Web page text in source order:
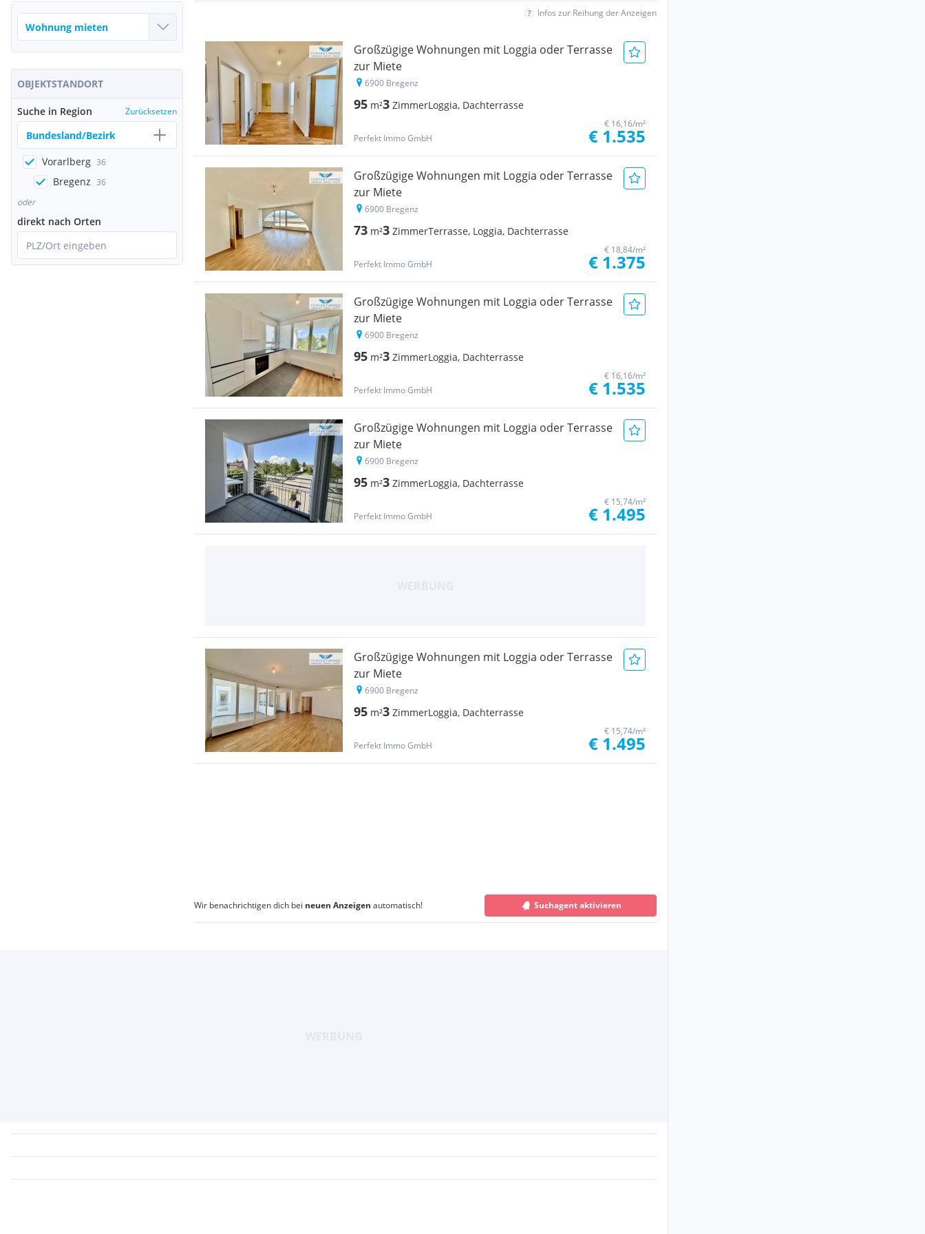
OBJEKTSTANDORT
Suche in Region Zurücksetzen
Bundesland/Bezirk
Vorarlberg 36
Bregenz 36
oder
direkt nach Orten
PLZ/Ort eingeben
Infos zur Reihung der Anzeigen
Großzügige Wohnungen mit Loggia oder Terrasse
zur Miete
6900 Bregenz
95 m²3 ZimmerLoggia, Dachterrasse
Perfekt Immo GmbH
€ 16,16/m²
€ 1.535
Großzügige Wohnungen mit Loggia oder Terrasse
zur Miete
6900 Bregenz
73 m²3 ZimmerTerrasse, Loggia, Dachterrasse
Perfekt Immo GmbH
€ 18,84/m²
€ 1.375
Großzügige Wohnungen mit Loggia oder Terrasse
zur Miete
6900 Bregenz
95 m²3 ZimmerLoggia, Dachterrasse
Perfekt Immo GmbH
€ 16,16/m²
€ 1.535
Großzügige Wohnungen mit Loggia oder Terrasse
zur Miete
6900 Bregenz
95 m²3 ZimmerLoggia, Dachterrasse
Perfekt Immo GmbH
€ 15,74/m²
€ 1.495
Großzügige Wohnungen mit Loggia oder Terrasse
zur Miete
6900 Bregenz
95 m²3 ZimmerLoggia, Dachterrasse
Perfekt Immo GmbH
€ 15,74/m²
€ 1.495
Wir benachrichtigen dich bei neuen Anzeigen automatisch! Suchagent aktivieren